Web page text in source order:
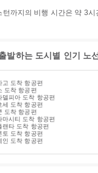
턴까지의 비행 시간은 약 3
발하는 도시별 인기 노선
고 도착 항공편
도착 항공편
델피아 도착 항공편
세 도착 항공편
도착 항공편
마시티 도착 항공편
랜타 도착 항공편
토 도착 항공편
인 도착 항공편